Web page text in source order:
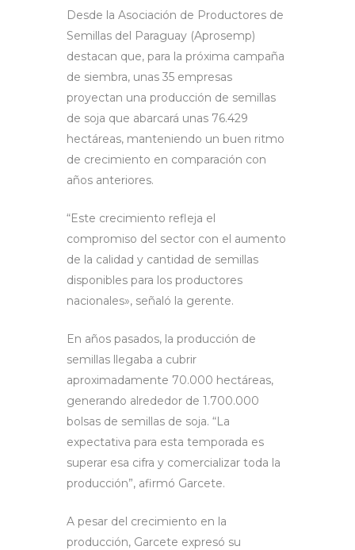
Desde la Asociación de Productores de
Semillas del Paraguay (Aprosemp)
destacan que, para la próxima campaña
de siembra, unas 35 empresas
proyectan una producción de semillas
de soja que abarcará unas 76.429
hectáreas, manteniendo un buen ritmo
de crecimiento en comparación con
años anteriores.
“Este crecimiento refleja el
compromiso del sector con el aumento
de la calidad y cantidad de semillas
disponibles para los productores
nacionales», señaló la gerente.
En años pasados, la producción de
semillas llegaba a cubrir
aproximadamente 70.000 hectáreas,
generando alrededor de 1.700.000
bolsas de semillas de soja. “La
expectativa para esta temporada es
superar esa cifra y comercializar toda la
producción”, afirmó Garcete.
A pesar del crecimiento en la
producción, Garcete expresó su